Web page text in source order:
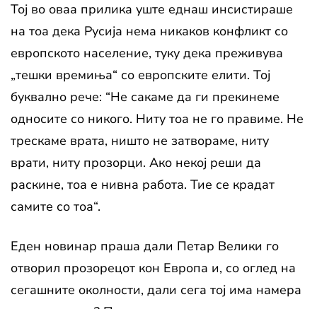
Тој во оваа прилика уште еднаш инсистираше
на тоа дека Русија нема никаков конфликт со
европското население, туку дека преживува
„тешки времиња“ со европските елити. Тој
буквално рече: “Не сакаме да ги прекинеме
односите со никого. Ниту тоа не го правиме. Не
трескаме врата, ништо не затвораме, ниту
врати, ниту прозорци. Ако некој реши да
раскине, тоа е нивна работа. Тие се крадат
самите со тоа“.
Еден новинар праша дали Петар Велики го
отворил прозорецот кон Европа и, со оглед на
сегашните околности, дали сега тој има намера